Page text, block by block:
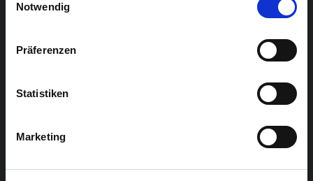
Notwendig
Präferenzen
Statistiken
Marketing